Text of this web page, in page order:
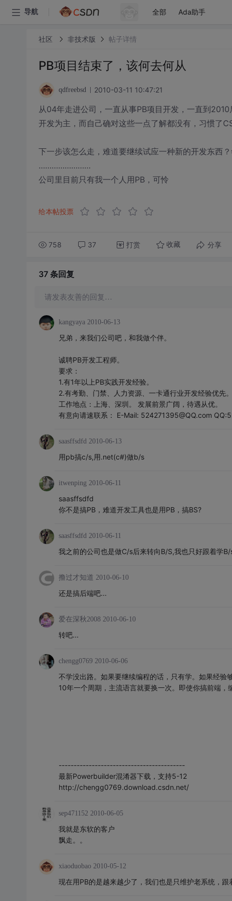
导航 全部 Ada助手
社区 非技术版 帖子详情
PB项目结束了，该何去何从
qdfreebsd 2010-03-11 10:47:21
从04年走进公司，一直从事PB项目开发，一直到
开发为主，而自己确对这些一点了解都没有，习惯了
下一步该怎么走，难道要继续试应一种新的开发东
……………………
公司里目前只有我一个人用PB，可怜
给本帖投票
758 37 打赏 收藏 分享
37 条回复
请发表友善的回复…
kangyaya 2010-06-13
兄弟，来我们公司吧，和我做个伴。
诚聘PB开发工程师。
要求：
1.有1年以上PB实践开发经验。
2.有考勤、门禁、人力资源、一卡通行业开发经验优先。
工作地点：上海、深圳。 发展前景广阔，待遇从优。
有意向请速联系： E-Mail: 524271395@QQ.com
saasffsdfd 2010-06-13
用pb搞c/s,用.net(c#)做b/s
itwenping 2010-06-11
saasffsdfd
你不是搞PB，难道开发工具也是用PB，搞BS?
saasffsdfd 2010-06-11
我之前的公司也是做C/s后来转向B/S,我也只好跟着学
撸过才知道 2010-06-10
还是搞后端吧...
爱在深秋2008 2010-06-10
转吧...
chengg0769 2010-06-06
不学没出路。如果要继续编程的话，只有学。如果经验
10年一个周期，主流语言就要换一次。即使你搞前端，
------------------------------------------
最新Powerbuilder混淆器下载，支持5-12
http://chengg0769.download.csdn.net/
sep471152 2010-06-05
我就是东软的客户
飘走。。
xiaoduobao 2010-05-12
现在用PB的是越来越少了，我们也是只维护老系统，跟